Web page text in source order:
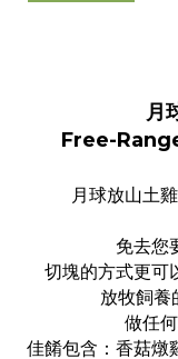
月
Free-
月球放山土
免去您
切塊的方式更可
放牧飼養
做任
佳餚包含：香菇燉